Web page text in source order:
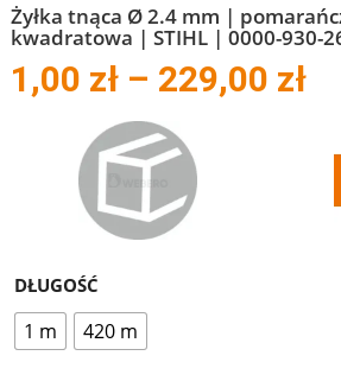
Żyłka tnąca Ø 2.4 mm |
kwadratowa | STIHL | 0000-930-
1,00 zł – 229,00 zł
DŁUGOŚĆ
1 m 420 m